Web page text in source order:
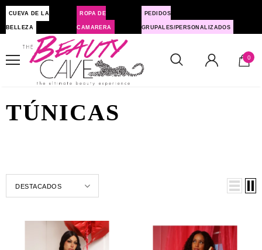
CUEVA DE LA
BELLEZA
ROPA DE
CAMARERA
PEDIDOS
GRUPALES/PERSONALIZADOS
0
TÚNICAS
DESTACADOS